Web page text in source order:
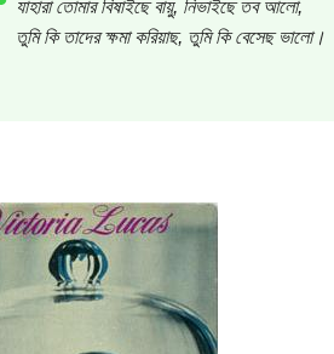
যাহারা তোমার বিষাইছে বায়ু, নিভাইছে তব আলো,
তুমি কি তাদের ক্ষমা করিয়াছ, তুমি কি বেসেছ ভালো।